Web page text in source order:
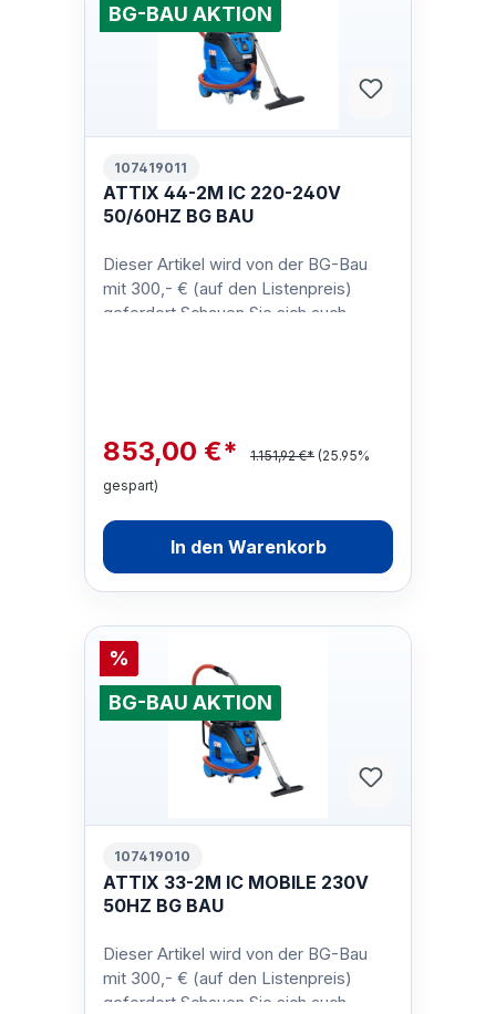
BG-BAU AKTION
107419011
ATTIX 44-2M IC 220-240V
50/60HZ BG BAU
Dieser Artikel wird von der BG-Bau
mit 300,- € (auf den Listenpreis)
gefordert.Schauen Sie sich auch
853,00 €* 1.151,92 €* (25.95%
gespart)
In den Warenkorb
%
BG-BAU AKTION
107419010
ATTIX 33-2M IC MOBILE 230V
50HZ BG BAU
Dieser Artikel wird von der BG-Bau
mit 300,- € (auf den Listenpreis)
gefordert.Schauen Sie sich auch